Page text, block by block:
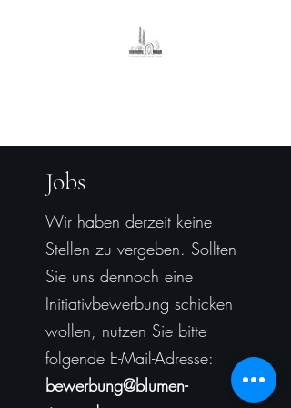
Jobs
Wir haben derzeit keine
Stellen zu vergeben. Sollten
Sie uns dennoch eine
Initiativbewerbung schicken
wollen, nutzen Sie bitte
folgende E-Mail-Adresse:
bewerbung@blumen-